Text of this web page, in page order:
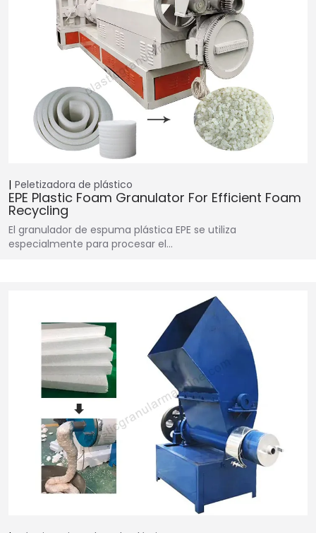
Peletizadora de plástico
EPE Plastic Foam Granulator For Efficient Foam
Recycling
El granulador de espuma plástica EPE se utiliza
especialmente para procesar el…